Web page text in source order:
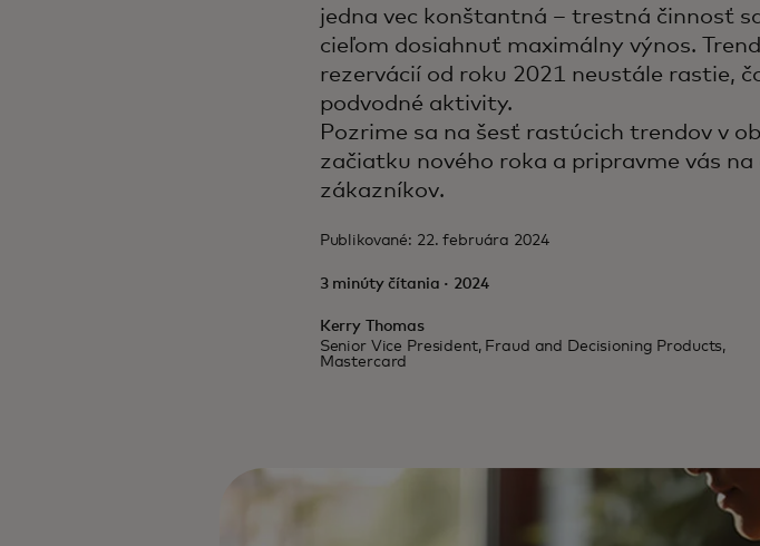
jedna vec konštantná – trestná činnosť
cieľom dosiahnuť maximálny výnos.
rezervácií od roku 2021 neustále rastie,
podvodné aktivity.
Pozrime sa na šesť rastúcich trendov v
začiatku nového roka a pripravme vás
zákazníkov.
Publikované: 22. februára 2024
3 minúty čítania · 2024
Kerry Thomas
Senior Vice President, Fraud and Decisioning Products,
Mastercard